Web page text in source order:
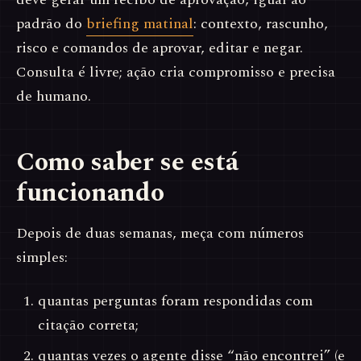
padrão do briefing matinal: contexto, rascunho,
risco e comandos de aprovar, editar e negar.
Consulta é livre; ação cria compromisso e precisa
de humano.
Como saber se está
funcionando
Depois de duas semanas, meça com números
simples:
quantas perguntas foram respondidas com
citação correta;
quantas vezes o agente disse “não encontrei” (e